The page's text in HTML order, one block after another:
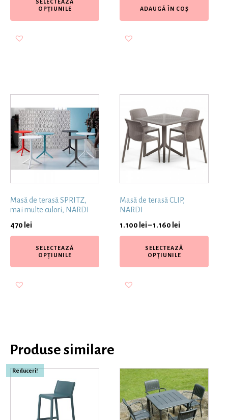
SELECTEAZĂ
OPȚIUNILE
ADAUGĂ ÎN COȘ
Masă de terasă SPRITZ,
mai multe culori, NARDI
470 lei
SELECTEAZĂ
OPȚIUNILE
Masă de terasă CLIP,
NARDI
1.100 lei–1.160 lei
SELECTEAZĂ
OPȚIUNILE
Produse similare
Reduceri!